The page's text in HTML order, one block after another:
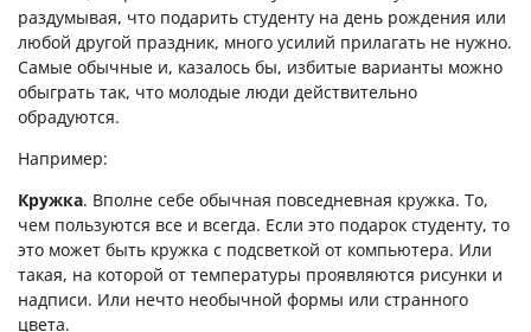
раздумывая, что подарить студенту на день рождения или
любой другой праздник, много усилий прилагать не нужно.
Самые обычные и, казалось бы, избитые варианты можно
обыграть так, что молодые люди действительно
обрадуются.
Например:
Кружка. Вполне себе обычная повседневная кружка. То,
чем пользуются все и всегда. Если это подарок студенту, то
это может быть кружка с подсветкой от компьютера. Или
такая, на которой от температуры проявляются рисунки и
надписи. Или нечто необычной формы или странного
цвета.